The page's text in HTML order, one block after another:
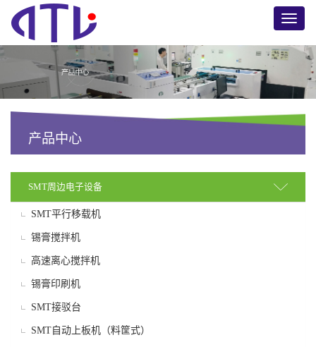
Toggle
产品中心
SMT周边电子设备
SMT平行移载机
锡膏搅拌机
高速离心搅拌机
锡膏印刷机
SMT接驳台
SMT自动上板机（料筐式）